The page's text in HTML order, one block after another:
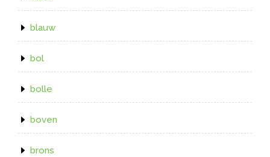
blauw
bol
bolle
boven
brons